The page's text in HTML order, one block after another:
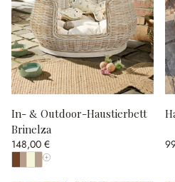
In- & Outdoor-Haustierbett
Brinelza
148,00 €
Alle Farben anzeigen